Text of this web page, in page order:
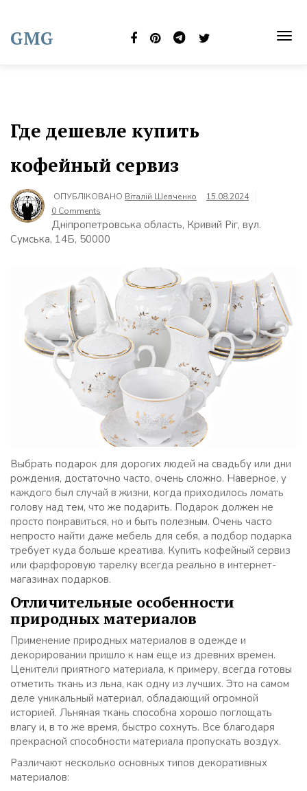
content
GMG
Где дешевле купить
кофейный сервиз
ОПУБЛІКОВАНО Віталій Шевченко
15.08.2024
0 Comments
Дніпропетровська область, Кривий Ріг, вул.
Сумська, 14Б, 50000
Выбрать подарок для дорогих людей на свадьбу или дни
рождения, достаточно часто, очень сложно. Наверное, у
каждого был случай в жизни, когда приходилось ломать
голову над тем, что же подарить. Подарок должен не
просто понравиться, но и быть полезным. Очень часто
непросто найти даже мебель для себя, а подбор подарка
требует куда больше креатива. Купить кофейный сервиз
или фарфоровую тарелку всегда реально в интернет-
магазинах подарков.
Отличительные особенности
природных материалов
Применение природных материалов в одежде и
декорировании пришло к нам еще из древних времен.
Ценители приятного материала, к примеру, всегда готовы
отметить ткань из льна, как одну из лучших. Это на самом
деле уникальный материал, обладающий огромной
историей. Льняная ткань способна хорошо поглощать
влагу и, в то же время, быстро сохнуть. Все благодаря
прекрасной способности материала пропускать воздух.
Различают несколько основных типов декоративных
материалов: